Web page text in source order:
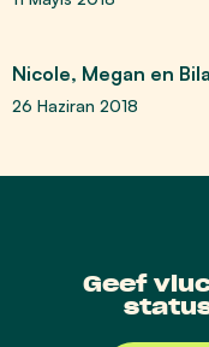
Nicole, Megan en
26 Haziran 2018
Geef